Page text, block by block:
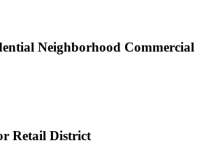
Neighborhood Commercial
Retail District